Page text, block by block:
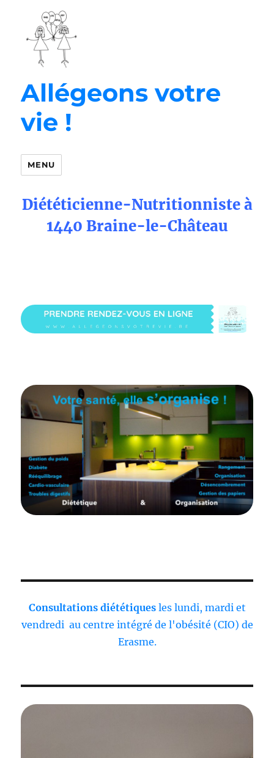
Allégeons votre
vie !
MENU
Diététicienne-Nutritionniste à
1440 Braine-le-Château
Consultations diététiquesles lundi, mardi et
vendredi au centre intégré de l'obésité (CIO) de
Erasme.